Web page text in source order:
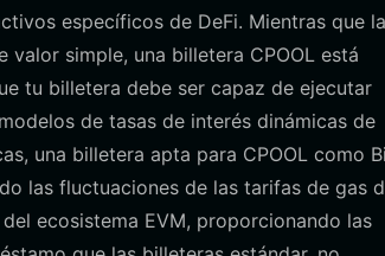
específicos de DeFi. Mientras que
simple, una billetera CPOOL está
tu billetera debe ser capaz de ejecutar
de tasas de interés dinámicas de
una billetera apta para CPOOL como
las fluctuaciones de las tarifas de gas
ecosistema EVM, proporcionando las